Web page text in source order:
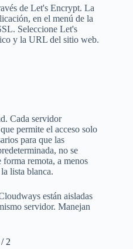
de Let's Encrypt. La
en el menú de la
Seleccione Let's
y la URL del sitio web.
Cada servidor
permite el acceso solo
para que las
no se
forma remota, a menos
lista blanca.
están aisladas
servidor. Manejan
2